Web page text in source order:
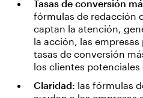
Tasas de conversión
fórmulas de redacción
captan la atención,
la acción, las
tasas de conversión
los clientes potenciales
Claridad: las fórmulas